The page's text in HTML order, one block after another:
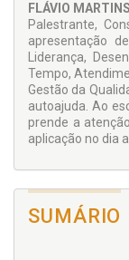
equipe e de
dificuldades na
individuais,
Na
efetivamente
planejamento
prioridades e
melhores e
essencial para
trabalho e se
pessoal e
FLÁVIO
Palestrante,
apresentação
Liderança,
Tempo,
Gestão da
autoajuda. Ao
prende a
aplicação no dia
SUMÁRIO